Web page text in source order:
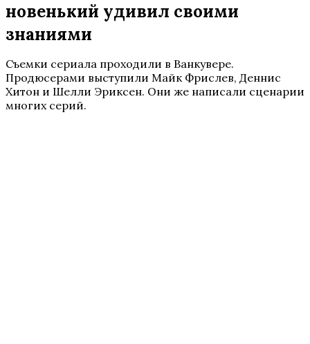
новенький удивил своими
знаниями
Съемки сериала проходили в Ванкувере.
Продюсерами выступили Майк Фрислев, Деннис
Хитон и Шелли Эриксен. Они же написали сценарии
многих серий.